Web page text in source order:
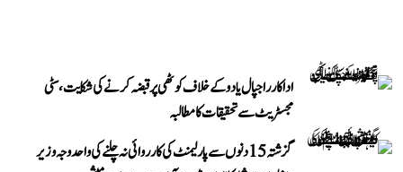
اداکار راجپال یادو کے خلاف کوٹھی پر قبضہ کرنے کی شکایت، سٹی
مجسٹریٹ سے تحقیقات کا مطالبہ
گزشتہ 15 دنوں سے پارلیمنٹ کی کارروائی نہ چلنے کی واحد وجہ وزیر